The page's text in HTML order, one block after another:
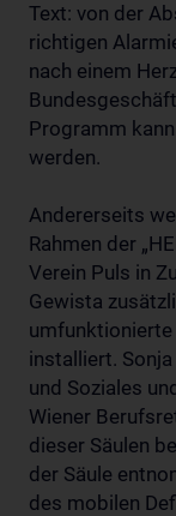
Text: von der
richtigen
nach einem
Programm
werden.
Andererseits
Rahmen der
Verein Puls in
Gewista
umfunktionierte
installiert.
und Soziales
Wiener
dieser Säulen
der Säule
des mobilen